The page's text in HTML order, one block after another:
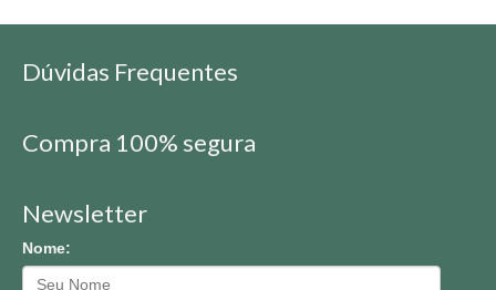
Dúvidas Frequentes
Compra 100% segura
Newsletter
Nome: